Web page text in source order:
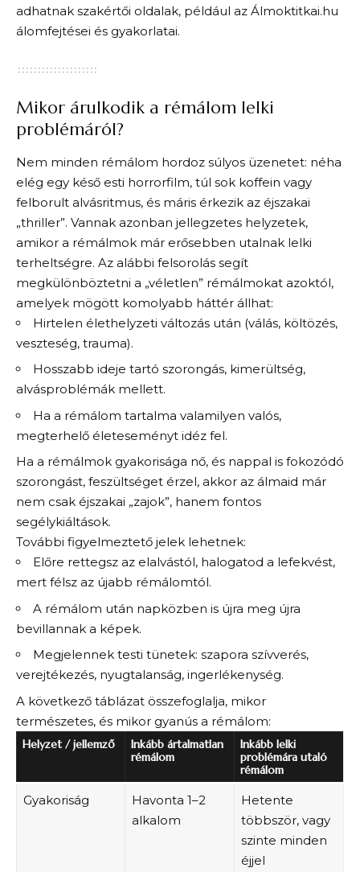
adhatnak szakértői oldalak, például az Álmoktitkai.hu
álomfejtései és gyakorlatai.
Mikor árulkodik a rémálom lelki
problémáról?
Nem minden rémálom hordoz súlyos üzenetet: néha
elég egy késő esti horrorfilm, túl sok koffein vagy
felborult alvásritmus, és máris érkezik az éjszakai
„thriller”. Vannak azonban jellegzetes helyzetek,
amikor a rémálmok már erősebben utalnak lelki
terheltségre. Az alábbi felsorolás segít
megkülönböztetni a „véletlen” rémálmokat azoktól,
amelyek mögött komolyabb háttér állhat:
Hirtelen élethelyzeti változás után (válás, költözés,
veszteség, trauma).
Hosszabb ideje tartó szorongás, kimerültség,
alvásproblémák mellett.
Ha a rémálom tartalma valamilyen valós,
megterhelő életeseményt idéz fel.
Ha a rémálmok gyakorisága nő, és nappal is fokozódó
szorongást, feszültséget érzel, akkor az álmaid már
nem csak éjszakai „zajok”, hanem fontos
segélykiáltások.
További figyelmeztető jelek lehetnek:
Előre rettegsz az elalvástól, halogatod a lefekvést,
mert félsz az újabb rémálomtól.
A rémálom után napközben is újra meg újra
bevillannak a képek.
Megjelennek testi tünetek: szapora szívverés,
verejtékezés, nyugtalanság, ingerlékenység.
A következő táblázat összefoglalja, mikor
természetes, és mikor gyanús a rémálom:
Helyzet / jellemző
Inkább ártalmatlan
rémálom
Inkább lelki
problémára utaló
rémálom
Gyakoriság
Havonta 1–2
alkalom
Hetente
többször, vagy
szinte minden
éjjel